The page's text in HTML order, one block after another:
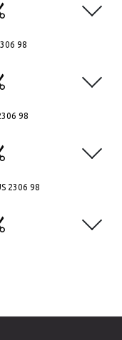
Open
98
Open
98
Open
2306 98
Open